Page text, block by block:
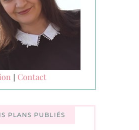
| Contact
PLANS PUBLIÉS